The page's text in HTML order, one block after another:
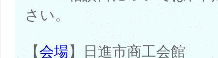
さい。
【会場】日進市商工会館